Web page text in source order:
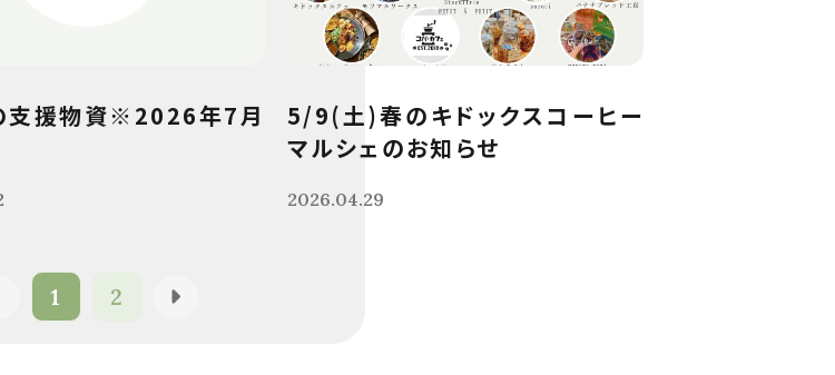
支援物資※2026年7月
5/9(土)春のキドックスコーヒー
マルシェのお知らせ
2026.04.29
1 2